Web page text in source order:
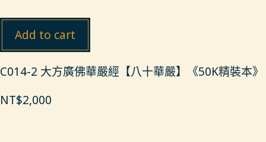
Add to cart
C014-2 大方廣佛華嚴經【八十華嚴】《50K精裝本》
NT$2,000